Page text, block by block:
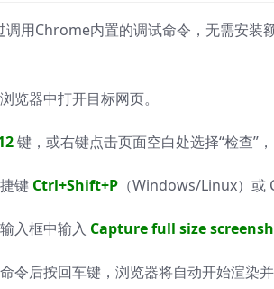
调用Chrome内置的调试命令，无需安装
览器中打开目标网页。
键，或右键点击页面空白处选择“检查”
键 Ctrl+Shift+P （Windows/Linux）或
入框中输入 Capture full size
令后按回车键，浏览器将自动开始渲染